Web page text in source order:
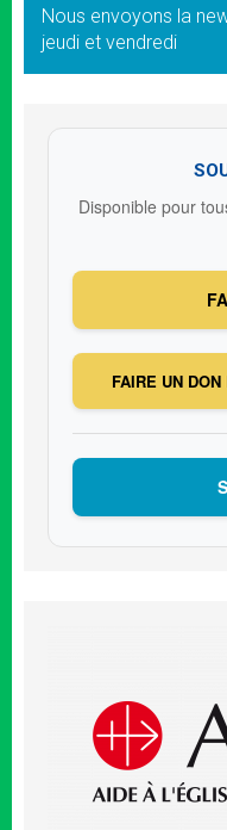
Nous envoyons la
jeudi et vendredi
Disponible pour
FAIRE UN